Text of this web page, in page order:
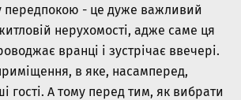
передпокою - це дуже важливий
нерухомості, адже саме ця
вранці і зустрічає ввечері.
в яке, насамперед,
гості. А тому перед тим, як вибрати